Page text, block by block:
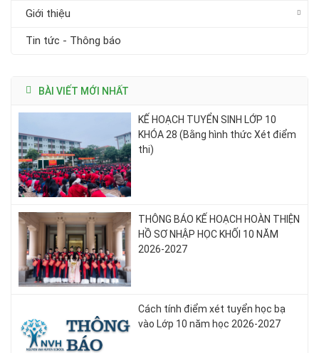
Giới thiệu
Tin tức - Thông báo
BÀI VIẾT MỚI NHẤT
KẾ HOẠCH TUYỂN SINH LỚP 10
KHÓA 28 (Bằng hình thức Xét điểm
thi)
THÔNG BÁO KẾ HOẠCH HOÀN THIỆN
HỒ SƠ NHẬP HỌC KHỐI 10 NĂM
2026-2027
Cách tính điểm xét tuyển học bạ
vào Lớp 10 năm học 2026-2027